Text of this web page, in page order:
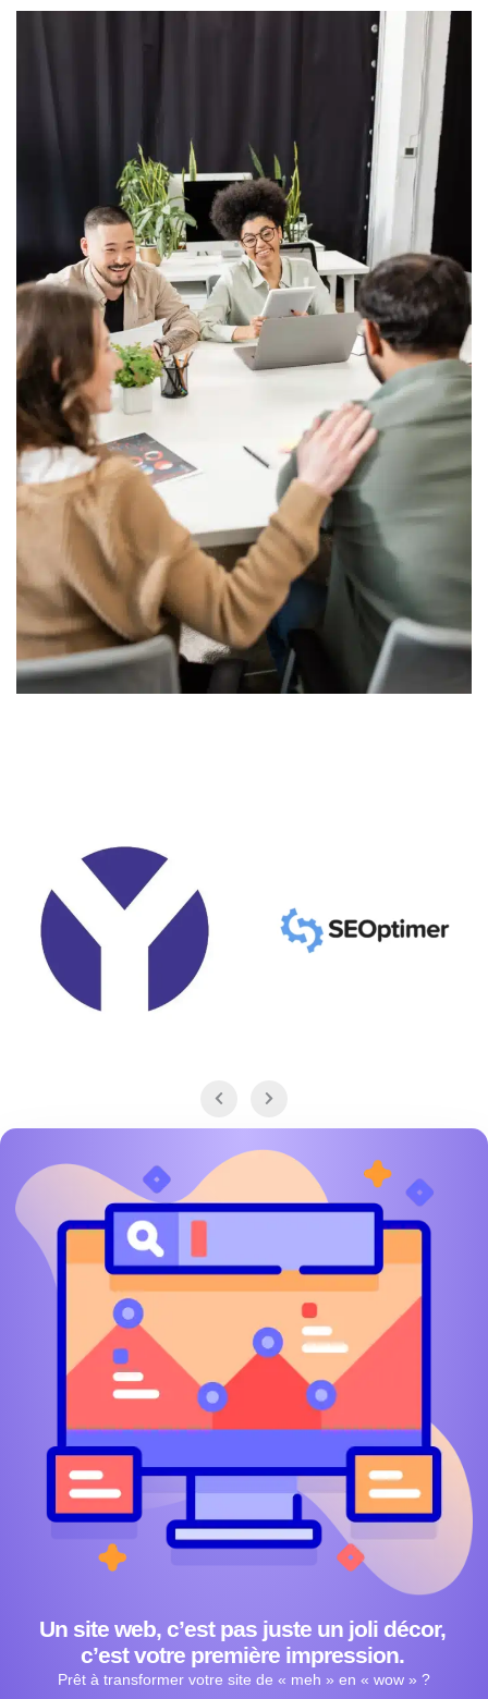
Un site web, c’est pas juste un joli décor,
c’est votre première impression.
Prêt à transformer votre site de « meh » en « wow » ?